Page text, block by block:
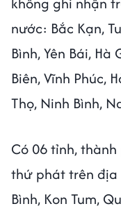
nước: Bắc Kạn,
Bình, Yên Bái,
Biên, Vĩnh Phúc,
Thọ, Ninh Bình,
Có 06 tỉnh,
thứ phát trên địa
Bình, Kon Tum,